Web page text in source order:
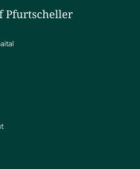
Pfurtscheller